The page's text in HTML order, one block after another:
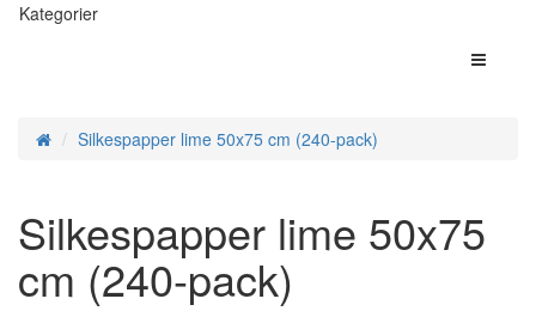
Kategorier
Silkespapper lime 50x75 cm (240-pack)
Silkespapper lime 50x75
cm (240-pack)